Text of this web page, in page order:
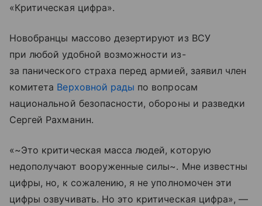
«Критическая цифра».
Новобранцы массово дезертируют из ВСУ
при любой удобной возможности из-
за панического страха перед армией, заявил член
комитета Верховной рады по вопросам
национальной безопасности, обороны и разведки
Сергей Рахманин.
«~Это критическая масса людей, которую
недополучают вооруженные силы~. Мне известны
цифры, но, к сожалению, я не уполномочен эти
цифры озвучивать. Но это критическая цифра», —